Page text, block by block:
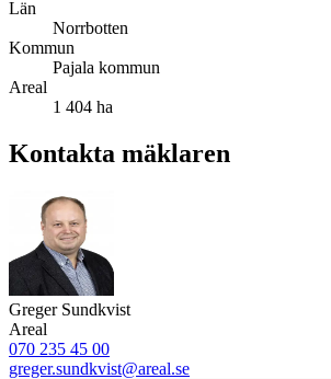
Län
Norrbotten
Kommun
Pajala kommun
Areal
1 404 ha
Kontakta mäklaren
Greger Sundkvist
Areal
070 235 45 00
greger.sundkvist@areal.se